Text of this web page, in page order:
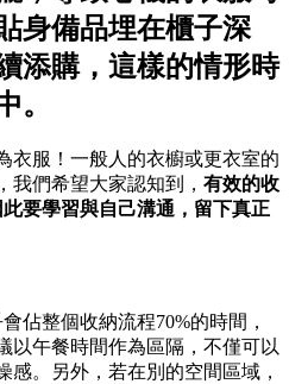
身備品埋在櫃子深
添購，這樣的情形時
。
衣服！一般人的衣櫥或更衣室的
我們希望大家認知到， 有效的收
要學習與自己溝通，留下真正
佔整個收納流程70%的時間，
以午餐時間作為區隔，不僅可以
感。另外，若在別的空間區域，